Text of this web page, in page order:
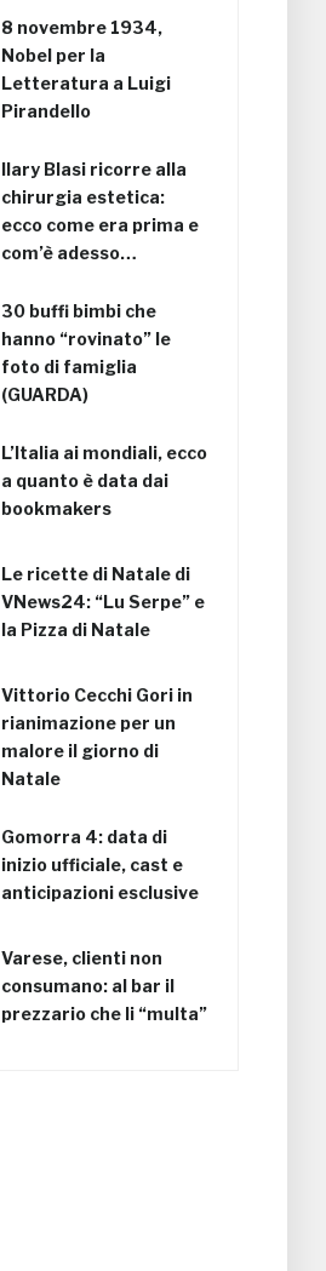
8 novembre 1934,
Nobel per la
Letteratura a Luigi
Pirandello
Ilary Blasi ricorre alla
chirurgia estetica:
ecco come era prima e
com’è adesso…
30 buffi bimbi che
hanno “rovinato” le
foto di famiglia
(GUARDA)
L’Italia ai mondiali, ecco
a quanto è data dai
bookmakers
Le ricette di Natale di
VNews24: “Lu Serpe” e
la Pizza di Natale
Vittorio Cecchi Gori in
rianimazione per un
malore il giorno di
Natale
Gomorra 4: data di
inizio ufficiale, cast e
anticipazioni esclusive
Varese, clienti non
consumano: al bar il
prezzario che li “multa”